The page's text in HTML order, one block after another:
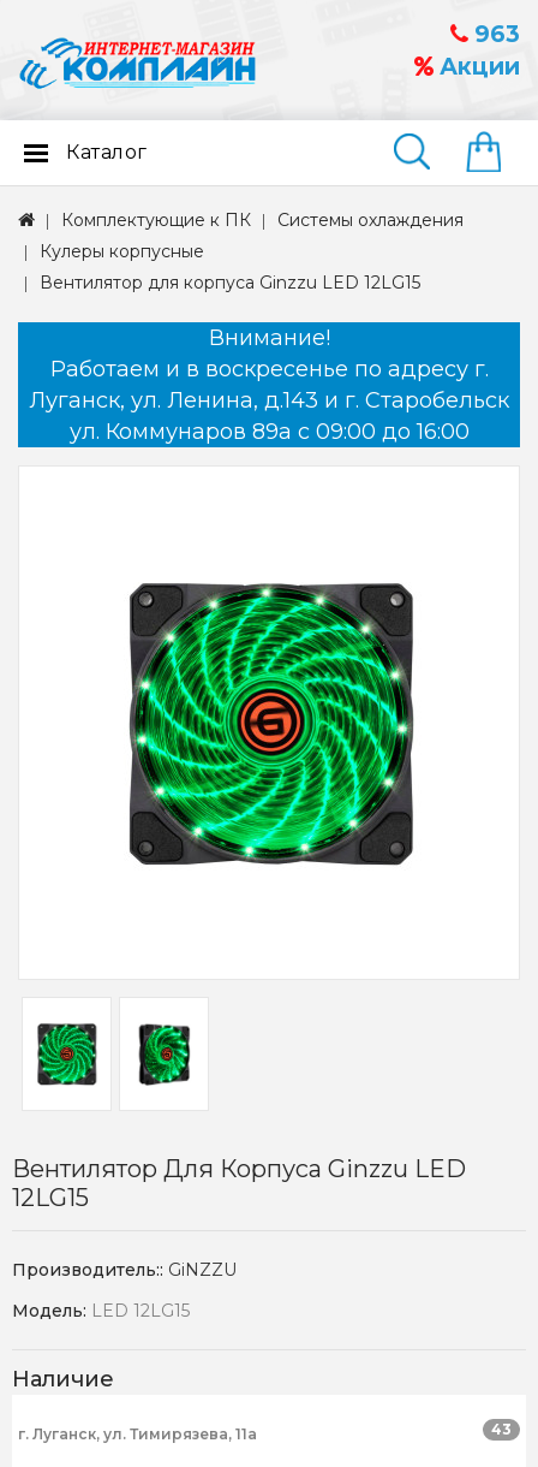
963
Акции
Найти
Каталог
Комплектующие к ПК
Системы охлаждения
Кулеры корпусные
Вентилятор для корпуса Ginzzu LED 12LG15
Внимание!
Работаем и в воскресенье по адресу г.
Луганск, ул. Ленина, д.143 и г. Старобельск
ул. Коммунаров 89а с 09:00 до 16:00
Вентилятор Для Корпуса Ginzzu LED
12LG15
Производитель:: GiNZZU
Модель: LED 12LG15
Наличие
г. Луганск, ул. Тимирязева, 11а 43